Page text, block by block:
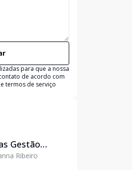
para que a nossa
de acordo com
termos de serviço
Gestão
Ribeiro